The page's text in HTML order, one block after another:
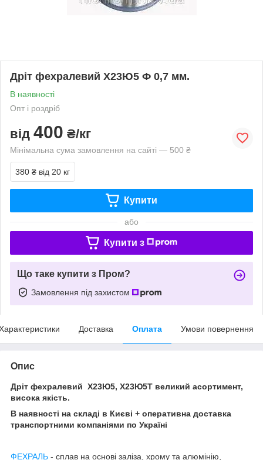
Дріт фехралевий Х23Ю5 Ф 0,7 мм.
В наявності
Опт і роздріб
від 400 ₴/кг
Мінімальна сума замовлення на сайті — 500 ₴
380 ₴ від 20 кг
Купити
або
Купити з
Що таке купити з Пром?
Замовлення під захистом
Доставка Оплата Умови повернення
Опис
Дріт фехралевий Х23Ю5, Х23Ю5Т великий асортимент,
висока якість.
В наявності на складі в Києві + оперативна доставка
транспортними компаніями по Україні
ФЕХРАЛЬ - сплав на основі заліза, хрому та алюмінію,